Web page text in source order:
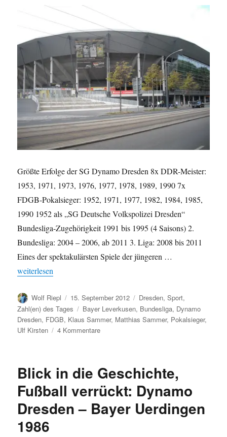
Größte Erfolge der SG Dynamo Dresden 8x DDR-Meister:
1953, 1971, 1973, 1976, 1977, 1978, 1989, 1990 7x
FDGB-Pokalsieger: 1952, 1971, 1977, 1982, 1984, 1985,
1990 1952 als „SG Deutsche Volkspolizei Dresden“
Bundesliga-Zugehörigkeit 1991 bis 1995 (4 Saisons) 2.
Bundesliga: 2004 – 2006, ab 2011 3. Liga: 2008 bis 2011
Eines der spektakulärsten Spiele der jüngeren …
„SG Dynamo Dresden in Zahlen“
weiterlesen
Autor
Wolf Riepl
Veröffentlicht
am
15. September 2012 Kategorien
Dresden,Sport,
Zahl(en) des Tages
Schlagwörter
Bayer Leverkusen, Bundesliga, Dynamo
Dresden, FDGB, Klaus Sammer, Matthias Sammer, Pokalsieger,
Ulf Kirsten
4 Kommentarezu
in
Blick in die Geschichte,
Fußball verrückt: Dynamo
Dresden – Bayer Uerdingen
1986